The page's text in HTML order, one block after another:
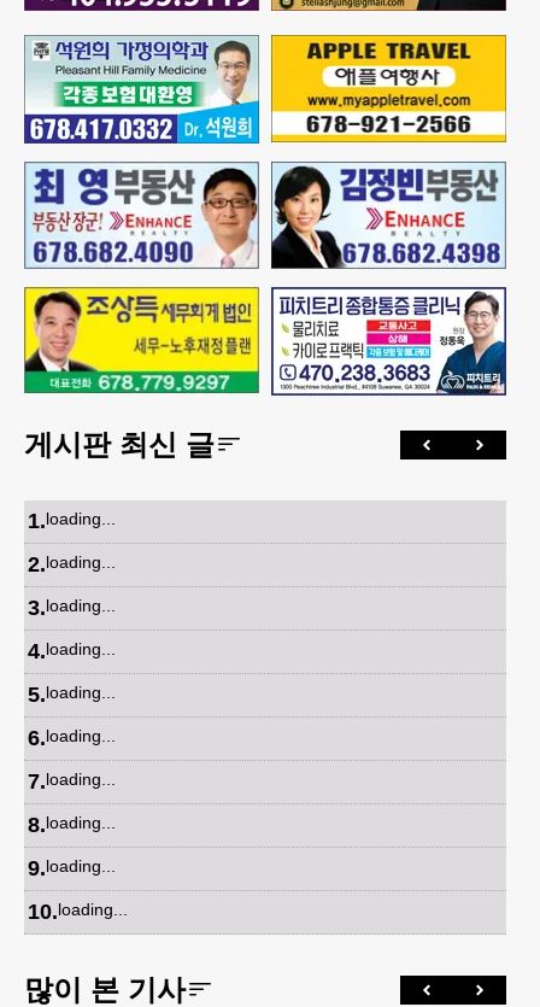
게시판 최신 글
1.loading...
2.loading...
3.loading...
4.loading...
5.loading...
6.loading...
7.loading...
8.loading...
9.loading...
10.loading...
많이 본 기사